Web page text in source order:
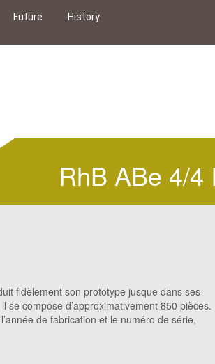
Future History
RhB ABe 4/4
fidèlement son prototype jusque dans ses
compose d’approximativement 850 pièces.
de fabrication et le numéro de série,